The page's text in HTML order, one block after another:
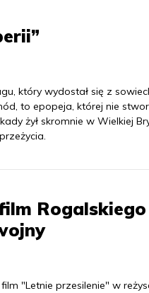
który wydostał się z
to epopeja, której nie
żył skromnie w Wielkiej
"Letnie przesilenie" w